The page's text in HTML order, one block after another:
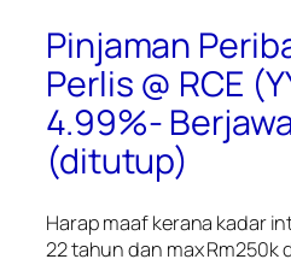
Pinjaman
Perlis @ RCE
4.99%-
(ditutup)
Harap maaf kerana kadar
22 tahun dan max Rm250k